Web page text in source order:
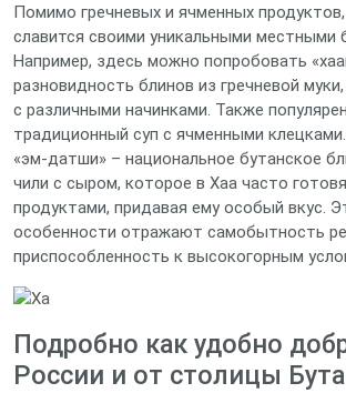
Помимо гречневых и ячменных
славится своими уникальными местными
Например, здесь можно попробовать
разновидность блинов из гречневой
с различными начинками. Также
традиционный суп с ячменными
«эм-датши» – национальное бутанское
чили с сыром, которое в Хаа часто
продуктами, придавая ему особый вкус.
особенности отражают самобытность
приспособленность к высокогорным
Подробно как удобно
России и от столицы